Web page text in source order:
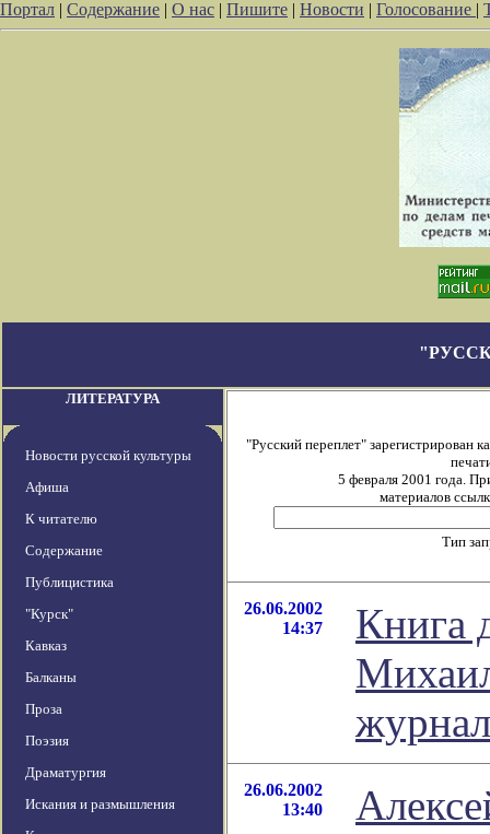
Портал | Содержание | О нас | Пишите | Новости | Голосование |
ЛИТЕРАТУРА
Новости русской культуры
Афиша
К читателю
Содержание
Публицистика
"Курск"
Кавказ
Балканы
Проза
Поэзия
Драматургия
Искания и размышления
"Русский переплет" зарегистрирован
5 февраля 2001 года.
материалов
Тип
26.06.2002
14:37
Книга
26.06.2002
13:40